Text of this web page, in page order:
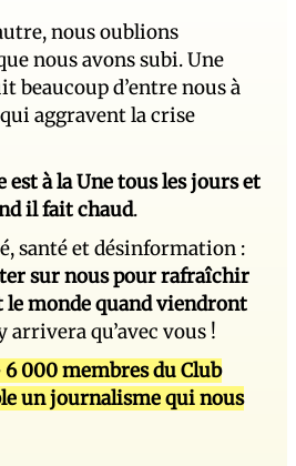
nous oublions
nous avons subi. Une
beaucoup d’entre nous à
aggravent la crise
est à la Une tous les jours et
il fait chaud.
santé et désinformation :
sur nous pour rafraîchir
monde quand viendront
arrivera qu’avec vous !
6 000 membres du Club
un journalisme qui nous